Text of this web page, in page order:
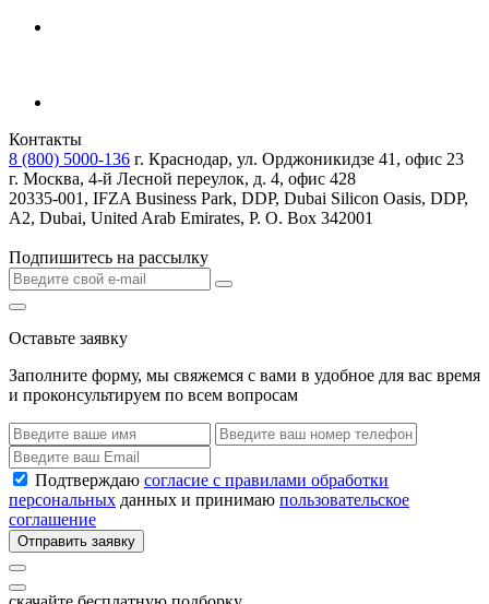
Контакты
8 (800) 5000-136 г. Краснодар, ул. Орджоникидзе 41, офис 23
г. Москва, 4-й Лесной переулок, д. 4, офис 428
20335-001, IFZA Business Park, DDP, Dubai Silicon Oasis, DDP,
A2, Dubai, United Arab Emirates, P. O. Box 342001
Подпишитесь на рассылку
Оставьте заявку
Заполните форму, мы свяжемся с вами в удобное для вас время
и проконсультируем по всем вопросам
Подтверждаю согласие с правилами обработки
персональных данных и принимаю пользовательское
соглашение
Отправить заявку